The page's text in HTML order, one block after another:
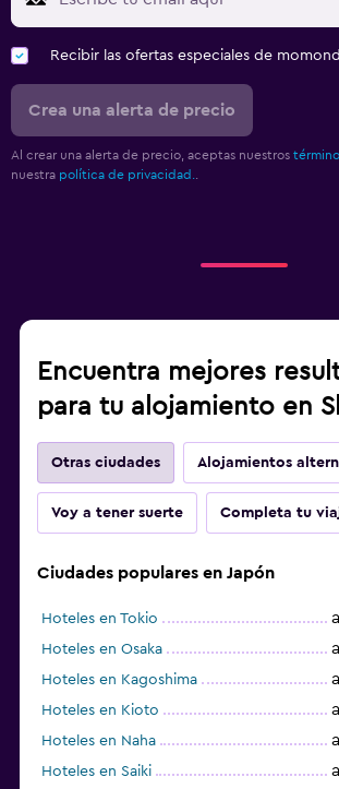
Recibir las ofertas especiales de
Crea una alerta de precio
Al crear una alerta de precio, aceptas nuestros
nuestra política de privacidad.
Encuentra mejores
para tu alojamiento en
Otras ciudades Alojamientos
Voy a tener suerte Completa tu
Ciudades populares en Japón
Hoteles en Tokio
Hoteles en Osaka
Hoteles en Kagoshima
Hoteles en Kioto
Hoteles en Naha
Hoteles en Saiki